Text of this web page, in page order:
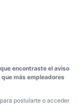
encontraste el aviso
que más empleadores
postularte o acceder